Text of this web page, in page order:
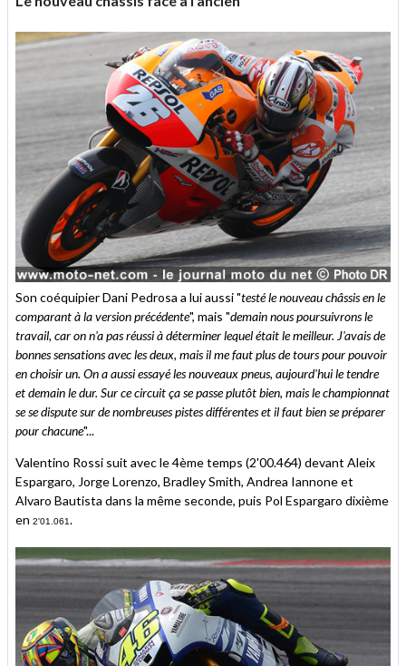
Son coéquipier Dani Pedrosa a lui aussi "testé le nouveau châssis en le
comparant à la version précédente", mais "demain nous poursuivrons le
travail, car on n'a pas réussi à déterminer lequel était le meilleur. J'avais de
bonnes sensations avec les deux, mais il me faut plus de tours pour pouvoir
en choisir un. On a aussi essayé les nouveaux pneus, aujourd'hui le tendre
et demain le dur. Sur ce circuit ça se passe plutôt bien, mais le championnat
se se dispute sur de nombreuses pistes différentes et il faut bien se préparer
pour chacune"...
Valentino Rossi suit avec le 4ème temps (2'00.464) devant Aleix
Espargaro, Jorge Lorenzo, Bradley Smith, Andrea Iannone et
Alvaro Bautista dans la même seconde, puis Pol Espargaro dixième
en 2'01.061.